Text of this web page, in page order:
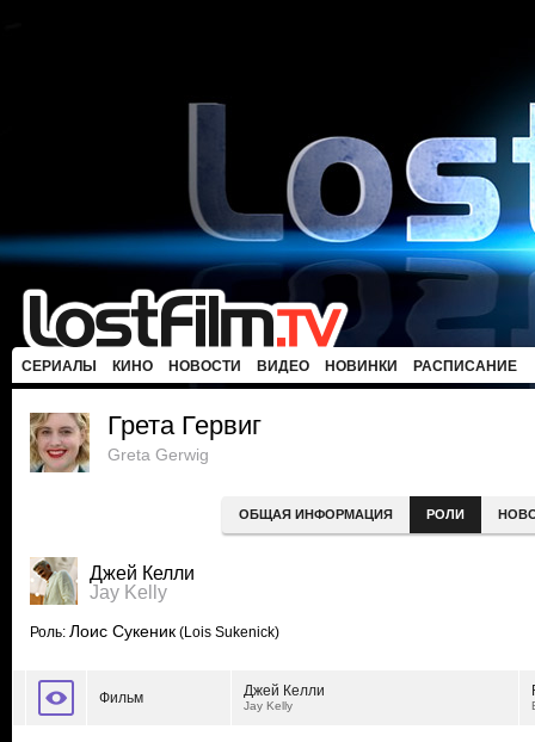
СЕРИАЛЫ КИНО НОВОСТИ ВИДЕО НОВИНКИ РАСПИСАНИЕ
Грета Гервиг
Greta Gerwig
ОБЩАЯ ИНФОРМАЦИЯ РОЛИ
Джей Келли
Jay Kelly
Роль: Лоис Сукеник (Lois Sukenick)
Фильм Джей Келли
Jay Kelly